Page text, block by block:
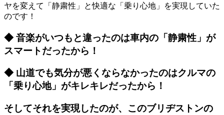
ヤを変えて「静粛性」と快適な「乗り心地」を実現していた
のです！
◆ 音楽がいつもと違ったのは車内の「静粛性」が
スマートだったから！
◆ 山道でも気分が悪くならなかったのはクルマの
「乗り心地」がキレキレだったから！
そしてそれを実現したのが、このブリヂストンの